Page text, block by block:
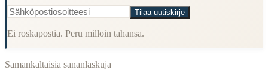
Tilaa uutiskirje
Ei roskapostia. Peru milloin tahansa.
Samankaltaisia sananlaskuja